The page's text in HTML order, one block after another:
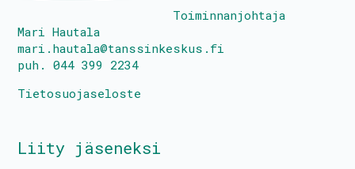
Toiminnanjohtaja
Mari Hautala
mari.hautala@tanssinkeskus.fi
puh. 044 399 2234
Tietosuojaseloste
Liity jäseneksi